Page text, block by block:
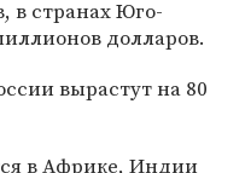
в странах Юго-
долларов.
вырастут на 80
в Африке, Индии